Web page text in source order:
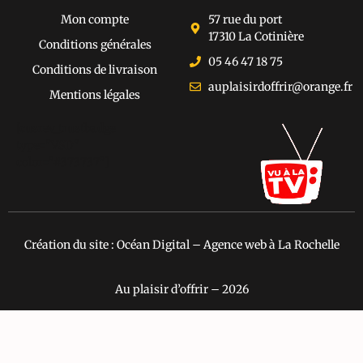
Mon compte
Conditions générales
Conditions de livraison
Mentions légales
57 rue du port
17310 La Cotinière
05 46 47 18 75
auplaisirdoffrir@orange.fr
Création du site : Océan Digital – Agence web à La Rochelle
Au plaisir d’offrir – 2026